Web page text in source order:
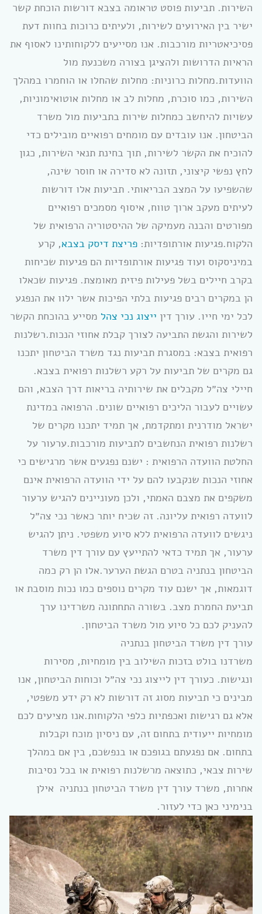
השירות. תביעות פוסט טראומה בצבא דורשות הוכחת קשר
ישיר בין האירועים לשירות, ולעיתים כרוכות בחוות דעת
פסיכיאטריות מורכבות. אנו מסייעים ללקוחותינו לאסוף את
הראיות הדרושות ולהציגן בצורה משכנעת מול
הוועדות.מחלות כרוניות: מחלות שהחלו או הוחמרו במהלך
השירות, כמו סוכרת, מחלות לב או מחלות אוטואימוניות,
עשויות להיחשב כמחלות שירות בתביעות מול משרד
הביטחון. אנו עובדים עם מומחים רפואיים מובילים כדי
להוכיח את הקשר לשירות, תוך בחינת תנאי השירות, כגון
לחץ נפשי קיצוני, תזונה לא סדירה או חוסר שינה,
שהשפיעו על המצב הבריאותי. תביעות אלו דורשות
לעיתים מעקב ארוך טווח, איסוף מסמכים רפואיים
מפורטים והבנה מעמיקה של ההיסטוריה הרפואית של
הלקוח.פגיעות אורתופדיות: פריצת דיסק בצבא, קרע
במיניסקוס ועוד פגיעות אורתופדיות הם פגיעות שכיחות
בקרב חיילים בשל פעילות פיזית מאומצת. פגיעות שכאלו
הן במקרים רבים פגיעות בלתי הפיכות אשר ילוו את הנפגע
לכל ימי חייו. עורך דין ייצוג נכי צהל מסייע בהוכחת הקשר
לשירות והגשת התביעה לצורך קבלת אחוזי הנכות.רשלנות
רפואית בצבא: במסגרת תביעות נגד משרד הביטחון יתכנו
גם מקרים של תביעות על רקע רשלנות רפואית בצבא.
חיילי צה״ל מקבלים את שירותיה בריאות דרך הצבא, והם
עשויים לעבור הליכים רפואיים שונים. הרפואה במדינת
ישראל מודרנית ומתקדמת, אך תמיד יתכנו מקרים של
רשלנות רפואית הנחשבים לתביעות מורכבות.ערעור על
החלטת הוועדה הרפואית : ישנם נפגעים אשר מרגישים כי
אחוזי הנכות שנקבעו להם על ידי הוועדה הרפואית אינם
משקפים את מצבם האמתי, ולכן מעוניינים להגיש ערעור
לוועדה רפואית עליונה. זה שכיח יותר כאשר נכי צה״ל
ניגשים לוועדה הרפואית ללא סיוע משפטי. ניתן להגיש
ערעור, אך תמיד כדאי להתייעץ עם עורך דין משרד
הביטחון בנתניה בטרם הגשת הערער.אלו הן רק כמה
דוגמאות, אך ישנם עוד מקרים נוספים כמו נכות מוסבת או
תביעת החמרת מצב. בשורה התחתונה משרדינו ערך
להעניק לכם כל סיוע מול משרד הביטחון.
עורך דין משרד הביטחון בנתניה
משרדנו בולט בזכות השילוב בין מומחיות, מסירות
ונגישות. כעורך דין לייצוג נכי צה״ל וכוחות הביטחון, אנו
מבינים כי תביעות מסוג זה דורשות לא רק ידע משפטי,
אלא גם רגישות ואכפתיות כלפי הלקוחות.אנו מציעים לכם
מומחיות ייעודית בתחום זה, עם ניסיון מוכח וקבלות
בתחום. אם נפגעתם בגופכם או בנפשכם, בין אם במהלך
שירות צבאי, כתוצאה מרשלנות רפואית או בכל נסיבות
אחרות, משרד עורך דין משרד הביטחון בנתניה אילן
בנימיני כאן כדי לעזור.